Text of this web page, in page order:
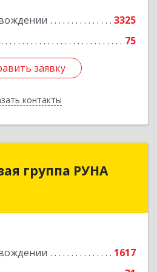
3325
75
заявку
контакты
заявку
Назад
группа РУНА
1617
Кржижановского ул, дом №